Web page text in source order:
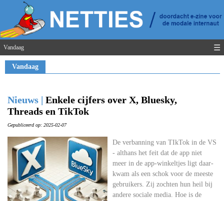
Vandaag ☰
Vandaag
Nieuws | Enkele cijfers over X, Bluesky,
Threads en TikTok
Gepubliceerd op: 2025-02-07
De verbanning van TIkTok in de VS
- althans het feit dat de app niet
meer in de app-winkeltjes ligt daar-
kwam als een schok voor de meeste
gebruikers. Zij zochten hun heil bij
andere sociale media. Hoe is de